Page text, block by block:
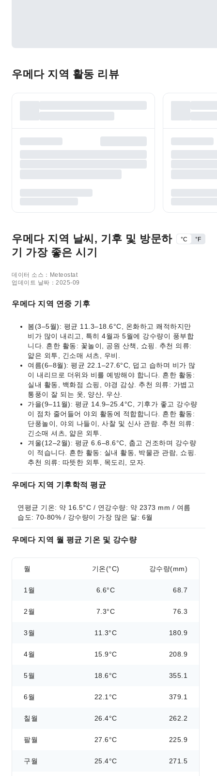
우메다 지역 활동 리뷰
우메다 지역 날씨, 기후 및 방문하
기 가장 좋은 시기
°C °F
데이터 소스：Meteostat
업데이트 날짜：2025-09
우메다 지역 연중 기후
봄(3–5월): 평균 11.3–18.6°C, 온화하고 쾌적하지만
비가 많이 내리고, 특히 4월과 5월에 강수량이 풍부합
니다. 흔한 활동: 꽃놀이, 공원 산책, 쇼핑. 추천 의류:
얇은 외투, 긴소매 셔츠, 우비.
여름(6–8월): 평균 22.1–27.6°C, 덥고 습하며 비가 많
이 내리므로 더위와 비를 예방해야 합니다. 흔한 활동:
실내 활동, 백화점 쇼핑, 야경 감상. 추천 의류: 가볍고
통풍이 잘 되는 옷, 양산, 우산.
가을(9–11월): 평균 14.9–25.4°C, 기후가 좋고 강수량
이 점차 줄어들어 야외 활동에 적합합니다. 흔한 활동:
단풍놀이, 야외 나들이, 사찰 및 신사 관람. 추천 의류:
긴소매 셔츠, 얇은 외투.
겨울(12–2월): 평균 6.6–8.6°C, 춥고 건조하며 강수량
이 적습니다. 흔한 활동: 실내 활동, 박물관 관람, 쇼핑.
추천 의류: 따뜻한 외투, 목도리, 모자.
우메다 지역 기후학적 평균
연평균 기온: 약 16.5°C / 연강수량: 약 2373 mm / 여름
습도: 70-80% / 강수량이 가장 많은 달: 6월
우메다 지역 월 평균 기온 및 강수량
월 기온(°C) 강수량(mm)
1월 6.6°C 68.7
2월 7.3°C 76.3
3월 11.3°C 180.9
4월 15.9°C 208.9
5월 18.6°C 355.1
6월 22.1°C 379.1
칠월 26.4°C 262.2
팔월 27.6°C 225.9
구월 25.4°C 271.5